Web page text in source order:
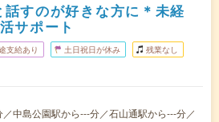
すのが好きな方に＊未経
サポート
支給あり 土日祝日が休み 残業なし
中島公園駅から---分／石山通駅から---分／